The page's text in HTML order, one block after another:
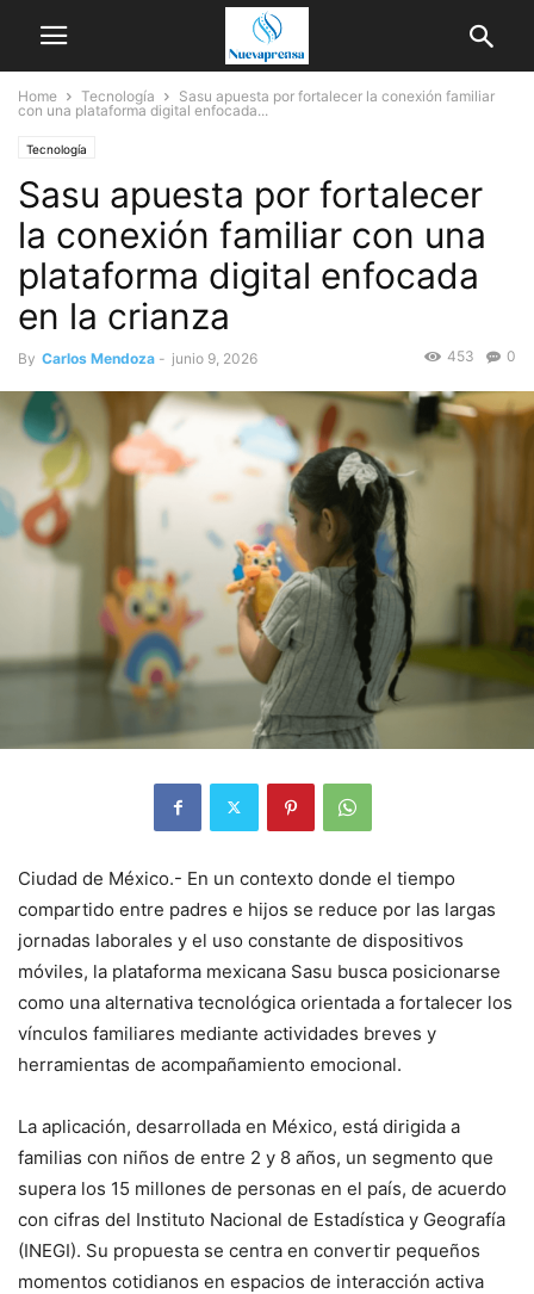
Home Tecnología
Sasu apuesta por fortalecer la conexión familiar
con una plataforma digital enfocada...
Tecnología
Sasu apuesta por fortalecer
la conexión familiar con una
plataforma digital enfocada
en la crianza
By Carlos Mendoza - junio 9, 2026 0
453
Ciudad de México.- En un contexto donde el tiempo
compartido entre padres e hijos se reduce por las largas
jornadas laborales y el uso constante de dispositivos
móviles, la plataforma mexicana Sasu busca posicionarse
como una alternativa tecnológica orientada a fortalecer los
vínculos familiares mediante actividades breves y
herramientas de acompañamiento emocional.
La aplicación, desarrollada en México, está dirigida a
familias con niños de entre 2 y 8 años, un segmento que
supera los 15 millones de personas en el país, de acuerdo
con cifras del Instituto Nacional de Estadística y Geografía
(INEGI). Su propuesta se centra en convertir pequeños
momentos cotidianos en espacios de interacción activa